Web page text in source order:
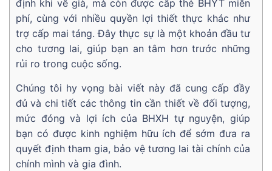
định khi về già, mà còn được cấp thẻ BHYT miễn
phí, cùng với nhiều quyền lợi thiết thực khác như
trợ cấp mai táng. Đây thực sự là một khoản đầu tư
cho tương lai, giúp bạn an tâm hơn trước những
rủi ro trong cuộc sống.
Chúng tôi hy vọng bài viết này đã cung cấp đầy
đủ và chi tiết các thông tin cần thiết về đối tượng,
mức đóng và lợi ích của BHXH tự nguyện, giúp
bạn có được kinh nghiệm hữu ích để sớm đưa ra
quyết định tham gia, bảo vệ tương lai tài chính của
chính mình và gia đình.